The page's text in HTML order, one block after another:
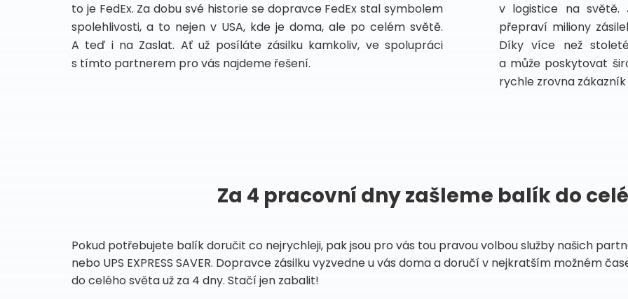
to je FedEx. Za dobu své historie se dopravce FedEx stal symbolem
spolehlivosti, a to nejen v USA, kde je doma, ale po celém světě.
A teď i na Zaslat. Ať už posíláte zásilku kamkoliv, ve spolupráci
s tímto partnerem pro vás najdeme řešení.
v logistice na světě.
přepraví miliony
Díky více než
a může poskytovat
rychle zrovna
Za 4 pracovní dny zašleme balík do
Pokud potřebujete balík doručit co nejrychleji, pak jsou pro vás tou pravou volbou služby našich
nebo UPS EXPRESS SAVER. Dopravce zásilku vyzvedne u vás doma a doručí v nejkratším možném
do celého světa už za 4 dny. Stačí jen zabalit!